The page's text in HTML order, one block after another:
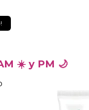
☀️ y PM 🌙